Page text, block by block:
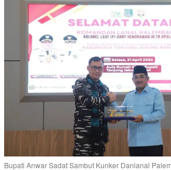
Bupati Anwar Sadat Sambut Kunker Danlanal